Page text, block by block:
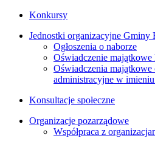
Konkursy
Jednostki organizacyjne Gminy
Ogłoszenia o naborze
Oświadczenie
Oświadczenia
administracyjne w
Konsultacje społeczne
Organizacje pozarządowe
Współpraca z